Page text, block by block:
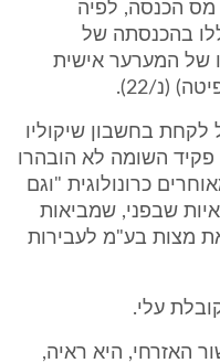
הכנסה, לפיה
בהכנסתה של
של המערער אישית
(נ/22).
בחשבון שיקוליו
פקיד השומה לא הובהרו
כרונולוגית "וגם
שבפני, שמביאות
מצות בע"מ לעבירות
עלי.
האזרחי, היא ראיה,